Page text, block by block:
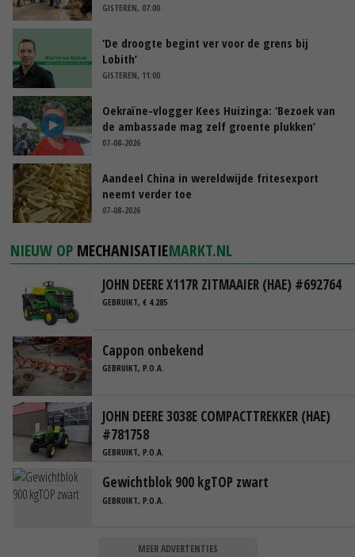
GISTEREN, 07:00
‘De droogte begint ver voor de grens bij
Lobith’
GISTEREN, 11:00
Oekraïne-vlogger Kees Huizinga: ‘Bezoek van
de ambassade mag zelf groente plukken’
07-08-2026
Aandeel China in wereldwijde fritesexport
neemt verder toe
07-08-2026
NIEUW OP MECHANISATIEMARKT.NL
JOHN DEERE X117R ZITMAAIER (HAE) #692764
GEBRUIKT, € 4.285
Cappon onbekend
GEBRUIKT, P.O.A.
JOHN DEERE 3038E COMPACTTREKKER (HAE)
#781758
GEBRUIKT, P.O.A.
Gewichtblok 900 kgTOP zwart
GEBRUIKT, P.O.A.
MEER ADVERTENTIES